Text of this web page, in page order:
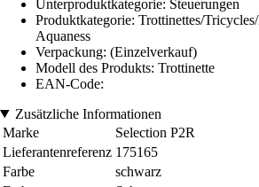
Unterproduktkategorie: Steuerungen
Produktkategorie: Trottinettes/
Aquaness
Verpackung: (Einzelverkauf)
Modell des Produkts: Trottinette
EAN-Code:
Zusätzliche Informationen
Marke
Selection P2R
Lieferantenreferenz 175165
Farbe
schwarz